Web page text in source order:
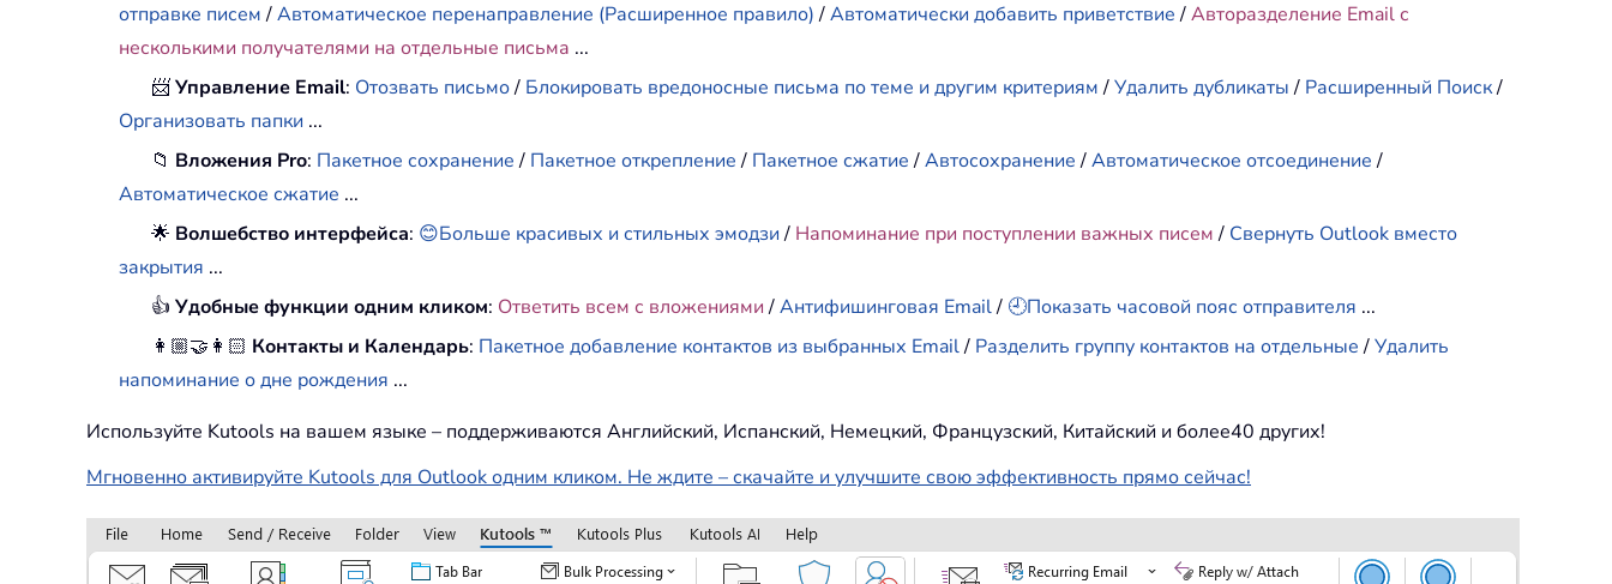
отправке писем/Автоматическое перенаправление (Расширенное правило)/Автоматически добавить приветствие/Авторазделение Email с
несколькими получателями на отдельные письма ...
📨Управление Email: Отозвать письмо/ Блокировать вредоносные письма по теме и другим критериям/Удалить дубликаты/ Расширенный Поиск/
Организовать папки ...
📁 Вложения Pro: Пакетное сохранение/ Пакетное открепление/ Пакетное сжатие/Автосохранение/Автоматическое отсоединение/
Автоматическое сжатие ...
🌟 Волшебство интерфейса: 😊Больше красивых и стильных эмодзи/ Напоминание при поступлении важных писем/ Свернуть Outlook вместо
закрытия ...
👍Удобные функции одним кликом: Ответить всем с вложениями /Антифишинговая Email/ 🕘Показать часовой пояс отправителя ...
👩🏼‍🤝‍👩🏻 Контакты и Календарь: Пакетное добавление контактов из выбранных Email/ Разделить группу контактов на отдельные/Удалить
напоминание о дне рождения ...
Используйте Kutools на вашем языке – поддерживаются Английский, Испанский, Немецкий, Французский, Китайский и более40 других!
Мгновенно активируйте Kutools для Outlook одним кликом. Не ждите – скачайте и улучшите свою эффективность прямо сейчас!